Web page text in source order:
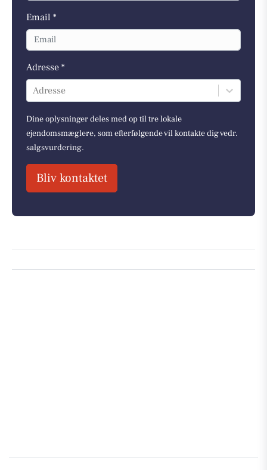
Email *
Adresse *
Adresse
Dine oplysninger deles med op til tre lokale
ejendomsmæglere, som efterfølgende vil kontakte dig vedr.
salgsvurdering.
Bliv kontaktet